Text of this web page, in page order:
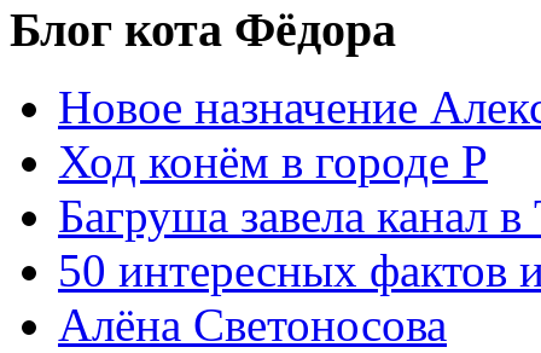
Блог кота Фёдора
Новое назначение
Ход конём в городе Р
Багруша завела канал в
50 интересных фактов
Алёна Светоносова